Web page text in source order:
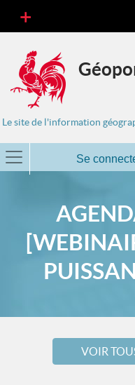
Le site de l'information
Se
VOIR